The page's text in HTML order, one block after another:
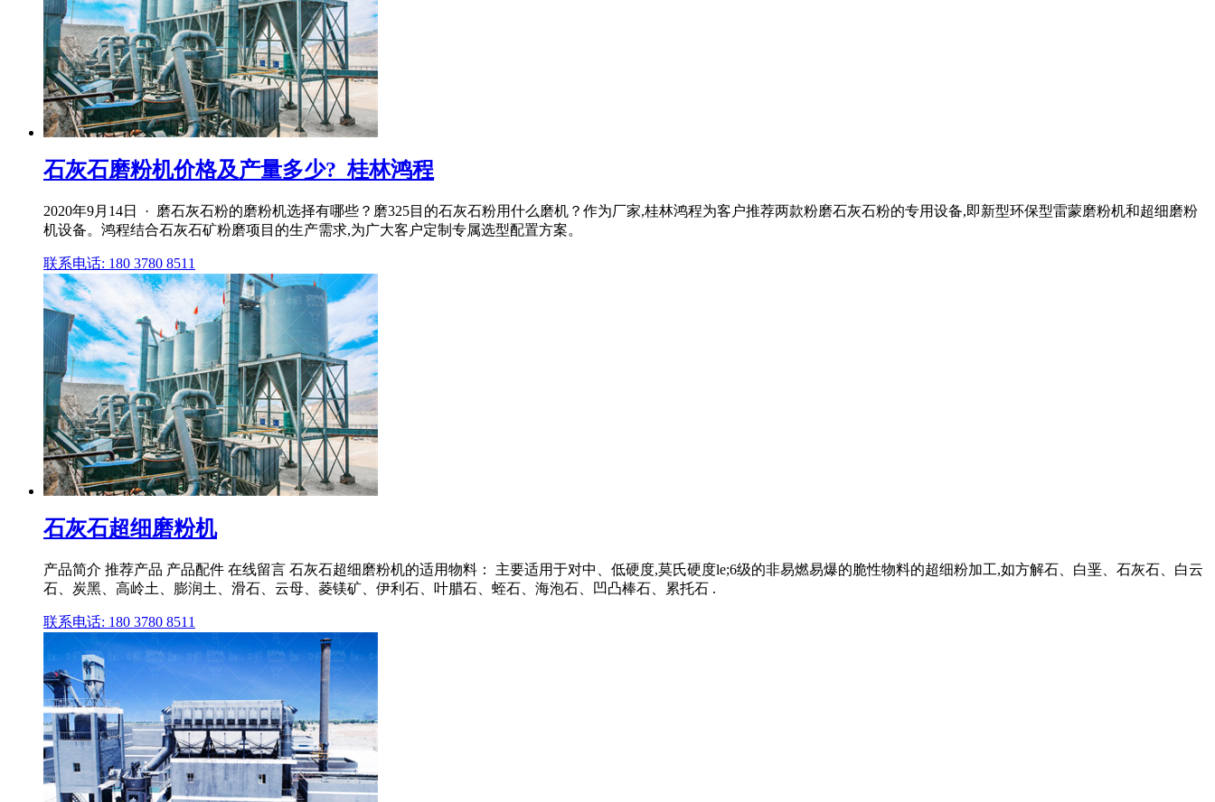
石灰石磨粉机价格及产量多少?_桂林鸿程
2020年9月14日 · 磨石灰石粉的磨粉机选择有哪些？磨325目的石灰石粉用什么磨机？作为厂家,桂林鸿程为客户推荐两款粉磨石灰石粉的专用设备,即新型环保型雷蒙磨粉机和超细磨粉
机设备。鸿程结合石灰石矿粉磨项目的生产需求,为广大客户定制专属选型配置方案。
联系电话: 180 3780 8511
石灰石超细磨粉机
产品简介 推荐产品 产品配件 在线留言 石灰石超细磨粉机的适用物料： 主要适用于对中、低硬度,莫氏硬度le;6级的非易燃易爆的脆性物料的超细粉加工,如方解石、白垩、石灰石、白云
石、炭黑、高岭土、膨润土、滑石、云母、菱镁矿、伊利石、叶腊石、蛭石、海泡石、凹凸棒石、累托石 .
联系电话: 180 3780 8511